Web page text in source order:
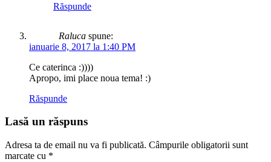
Răspunde
Raluca spune:
ianuarie 8, 2017 la 1:40 PM
Ce caterinca :))))
Apropo, imi place noua tema! :)
Răspunde
Lasă un răspuns
Adresa ta de email nu va fi publicată. Câmpurile obligatorii sunt
marcate cu *